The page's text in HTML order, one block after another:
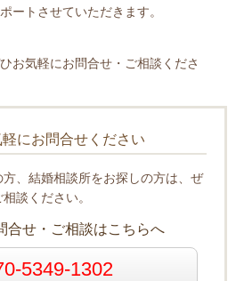
ートさせていただきます。
お気軽にお問合せ・ご相談くださ
にお問合せください
、結婚相談所をお探しの方は、ぜ
談ください。
合せ・ご相談はこちらへ
5349-1302